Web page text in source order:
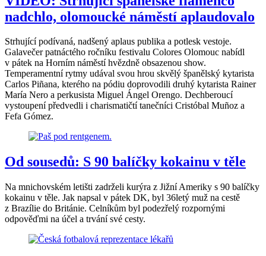
nadchlo, olomoucké náměstí aplaudovalo
Strhující podívaná, nadšený aplaus publika a potlesk vestoje.
Galavečer patnáctého ročníku festivalu Colores Olomouc nabídl
v pátek na Horním náměstí hvězdně obsazenou show.
Temperamentní rytmy udával svou hrou skvělý španělský kytarista
Carlos Piñana, kterého na pódiu doprovodili druhý kytarista Rainer
María Nero a perkusista Miguel Ángel Orengo. Dechberoucí
vystoupení předvedli i charismatičtí tanečníci Cristóbal Muñoz a
Fefa Gómez.
Od sousedů: S 90 balíčky kokainu v těle
Na mnichovském letišti zadrželi kurýra z Jižní Ameriky s 90 balíčky
kokainu v těle. Jak napsal v pátek DK, byl 36letý muž na cestě
z Brazílie do Británie. Celníkům byl podezřelý rozpornými
odpověďmi na účel a trvání své cesty.